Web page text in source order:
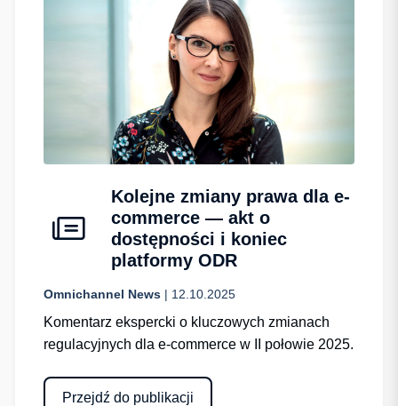
Kolejne zmiany prawa dla e-
commerce — akt o
dostępności i koniec
platformy ODR
Omnichannel News | 12.10.2025
Komentarz ekspercki o kluczowych zmianach
regulacyjnych dla e-commerce w II połowie 2025.
Przejdź do publikacji